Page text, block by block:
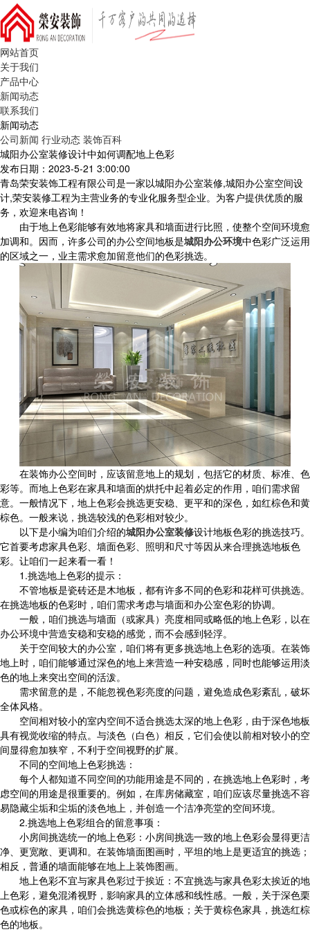
网站首页
关于我们
产品中心
新闻动态
联系我们
新闻动态
公司新闻 行业动态 装饰百科
城阳办公室装修设计中如何调配地上色彩
发布日期：2023-5-21 3:00:00
青岛荣安装饰工程有限公司是一家以城阳办公室装修,城阳办公室空间设
计,荣安装修工程为主营业务的专业化服务型企业。为客户提供优质的服
务，欢迎来电咨询！
由于地上色彩能够有效地将家具和墙面进行比照，使整个空间环境愈
加调和。因而，许多公司的办公空间地板是城阳办公环境中色彩广泛运用
的区域之一，业主需求愈加留意他们的色彩挑选。
在装饰办公空间时，应该留意地上的规划，包括它的材质、标准、色
彩等。而地上色彩在家具和墙面的烘托中起着必定的作用，咱们需求留
意。一般情况下，地上色彩会挑选更安稳、更平和的深色，如红棕色和黄
棕色。一般来说，挑选较浅的色彩相对较少。
以下是小编为咱们介绍的城阳办公室装修设计地板色彩的挑选技巧。
它首要考虑家具色彩、墙面色彩、照明和尺寸等因从来合理挑选地板色
彩。让咱们一起来看一看！
1.挑选地上色彩的提示：
不管地板是瓷砖还是木地板，都有许多不同的色彩和花样可供挑选。
在挑选地板的色彩时，咱们需求考虑与墙面和办公室色彩的协调。
一般，咱们挑选与墙面（或家具）亮度相同或略低的地上色彩，以在
办公环境中营造安稳和安稳的感觉，而不会感到轻浮。
关于空间较大的办公室，咱们将有更多挑选地上色彩的选项。在装饰
地上时，咱们能够通过深色的地上来营造一种安稳感，同时也能够运用淡
色的地上来突出空间的活泼。
需求留意的是，不能忽视色彩亮度的问题，避免造成色彩紊乱，破坏
全体风格。
空间相对较小的室内空间不适合挑选太深的地上色彩，由于深色地板
具有视觉收缩的特点。与淡色（白色）相反，它们会使以前相对较小的空
间显得愈加狭窄，不利于空间视野的扩展。
不同的空间地上色彩挑选：
每个人都知道不同空间的功能用途是不同的，在挑选地上色彩时，考
虑空间的用途是很重要的。例如，在库房储藏室，咱们应该尽量挑选不容
易隐藏尘垢和尘垢的淡色地上，并创造一个洁净亮堂的空间环境。
2.挑选地上色彩组合的留意事项：
小房间挑选统一的地上色彩：小房间挑选一致的地上色彩会显得更洁
净、更宽敞、更调和。在装饰墙面图画时，平坦的地上是更适宜的挑选；
相反，普通的墙面能够在地上上装饰图画。
地上色彩不宜与家具色彩过于挨近：不宜挑选与家具色彩太挨近的地
上色彩，避免混淆视野，影响家具的立体感和线性感。一般，关于深色栗
色或棕色的家具，咱们会挑选黄棕色的地板；关于黄棕色家具，挑选红棕
色的地板。